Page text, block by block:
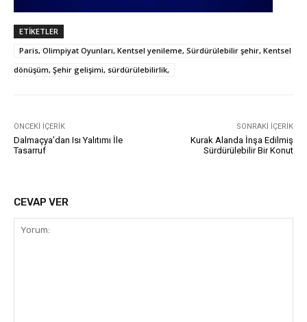
ETIKETLER
Paris, Olimpiyat Oyunları, Kentsel yenileme, Sürdürülebilir şehir, Kentsel
dönüşüm, Şehir gelişimi, sürdürülebilirlik,
ÖNCEKI İÇERIK
Dalmaçya’dan Isı Yalıtımı İle
Tasarruf
SONRAKI İÇERIK
Kurak Alanda İnşa Edilmiş
Sürdürülebilir Bir Konut
CEVAP VER